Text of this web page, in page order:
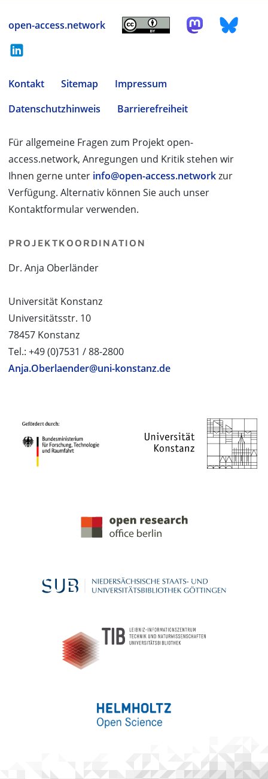
open-access.network
Kontakt Sitemap
Impressum
Datenschutzhinweis
Barrierefreiheit
Für allgemeine Fragen zum Projekt open-
access.network, Anregungen und Kritik stehen wir
Ihnen gerne unter info@open-access.networkzur
Verfügung. Alternativ können Sie auch unser
Kontaktformular verwenden.
PROJEKTKOORDINATION
Dr. Anja Oberländer
Universität Konstanz
Universitätsstr. 10
78457 Konstanz
Tel.: +49 (0)7531 / 88-2800
Anja.Oberlaender@uni-konstanz.de